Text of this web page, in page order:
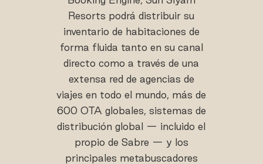
Resorts podrá distribuir su
inventario de habitaciones de
forma fluida tanto en su canal
directo como a través de una
extensa red de agencias de
viajes en todo el mundo, más de
600 OTA globales, sistemas de
distribución global — incluido el
propio de Sabre — y los
principales metabuscadores